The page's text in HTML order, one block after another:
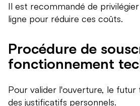
Il est recommandé de
ligne pour réduire ces coûts.
Procédure de
fonctionnement
Pour valider l'ouverture, le
des justificatifs personnels.